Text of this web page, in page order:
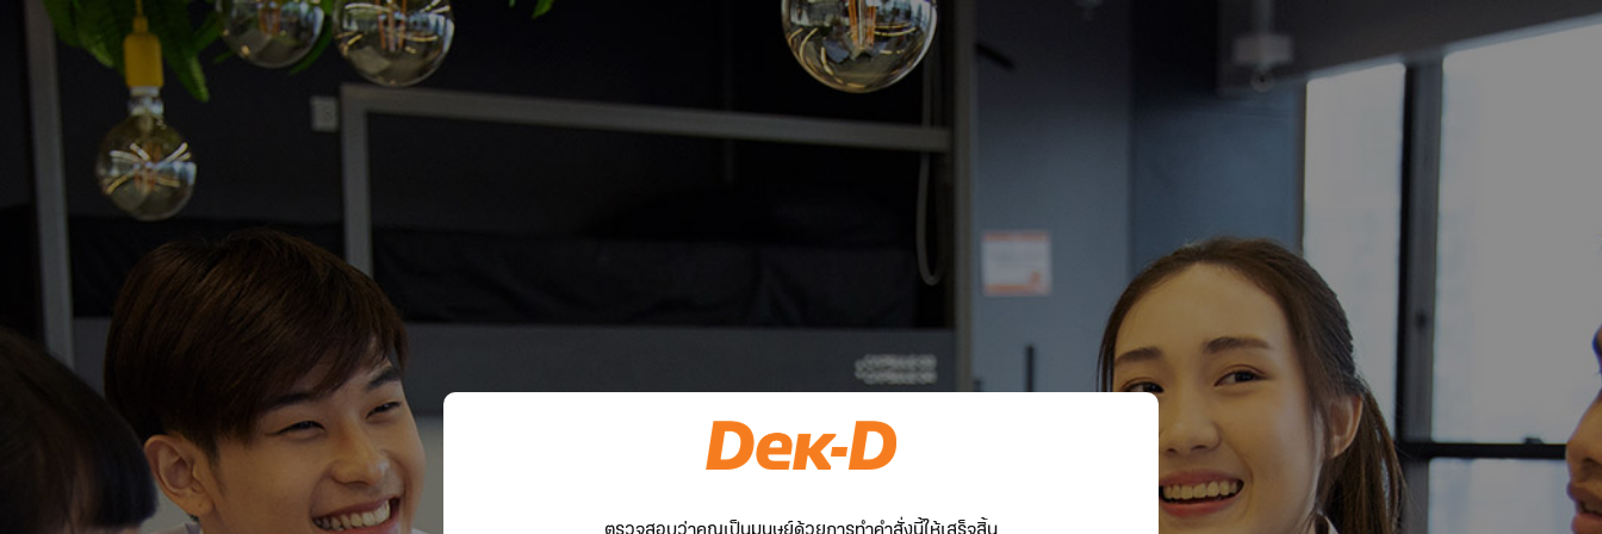
ตรวจสอบว่าคุณเป็นมนุษย์ด้วยการทำคำสั่งนี้ให้เสร็จสิ้น